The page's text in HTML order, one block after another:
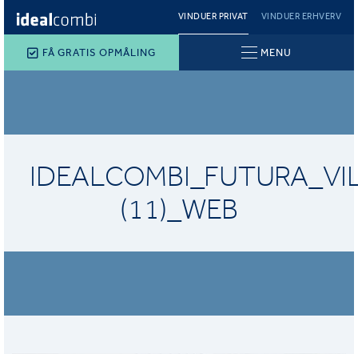
VINDUER PRIVAT VINDUER ERHVERV
FÅ GRATIS OPMÅLING MENU
(11)_WEB